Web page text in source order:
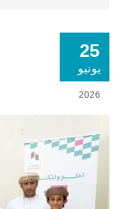
25
يونيو
2026